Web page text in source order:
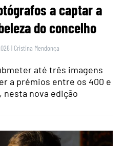
a captar a
do concelho
| Cristina Mendonça
até três imagens
a prémios entre os 400 e
nesta nova edição